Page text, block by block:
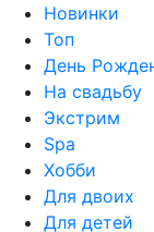
Новинки
Топ
День
На свадьбу
Экстрим
Spa
Хобби
Для двоих
Для детей